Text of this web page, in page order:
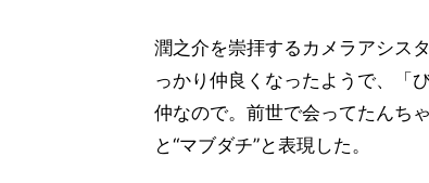
潤之介を崇拝するカメラアシス
っかり仲良くなったようで、「
仲なので。前世で会ってたんち
と“マブダチ”と表現した。